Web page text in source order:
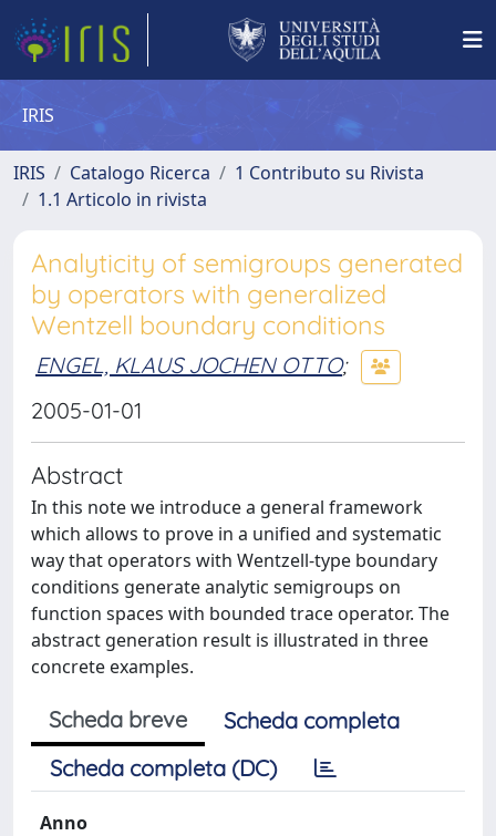
IRIS
IRIS Catalogo Ricerca
1 Contributo su Rivista
1.1 Articolo in rivista
Analyticity of semigroups generated
by operators with generalized
Wentzell boundary conditions
ENGEL, KLAUS JOCHEN OTTO;
2005-01-01
Abstract
In this note we introduce a general framework
which allows to prove in a unified and systematic
way that operators with Wentzell-type boundary
conditions generate analytic semigroups on
function spaces with bounded trace operator. The
abstract generation result is illustrated in three
concrete examples.
Scheda breve
Scheda completa
Scheda completa (DC)
Anno